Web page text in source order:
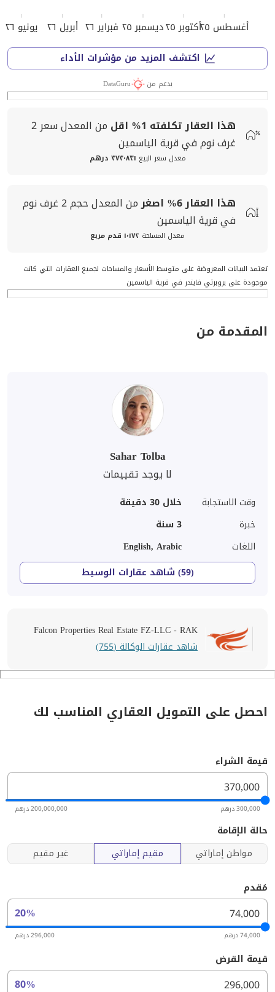
أغسطس ٢٥ أكتوبر ٢٥ ديسمبر ٢٥ فبراير ٢٦ أبريل ٢٦ يونيو ٢٦
اكتشف المزيد من مؤشرات الأداء
بدعم من DataGuru
هذا العقار تكلفته 1% اقل من المعدلسعر2
غرف نوم في قرية الياسمين
معدل سعر البيع ٣٧٣٬٨٣١ درهم
هذا العقار6% اصغرمن المعدلحجم
2 غرف نوم
في قرية الياسمين
معدل المساحة ١٬١٧٢ قدم مربع
تعتمد البيانات المعروضة على متوسط الأسعار والمساحات لجميع العقارات التي كانت
موجودة على بروبرتي فايندر في قرية الياسمين
المقدمة من
Sahar Tolba
لا يوجد تقييمات
وقت الاستجابة
خلال 30 دقيقة
خبرة
3 سنة
اللغات
English, Arabic
(59) شاهد عقارات الوسيط
Falcon Properties Real Estate FZ-LLC - RAK
شاهد عقارات الوكالة (755)
احصل على التمويل العقاري المناسب لك
قيمة الشراء
300,000 درهم 200,000,000 درهم
حالة الإقامة
مواطن إماراتي
مقيم إماراتي غير مقيم
مُقدم
20%
74,000 درهم 296,000 درهم
قيمة القرض
80%